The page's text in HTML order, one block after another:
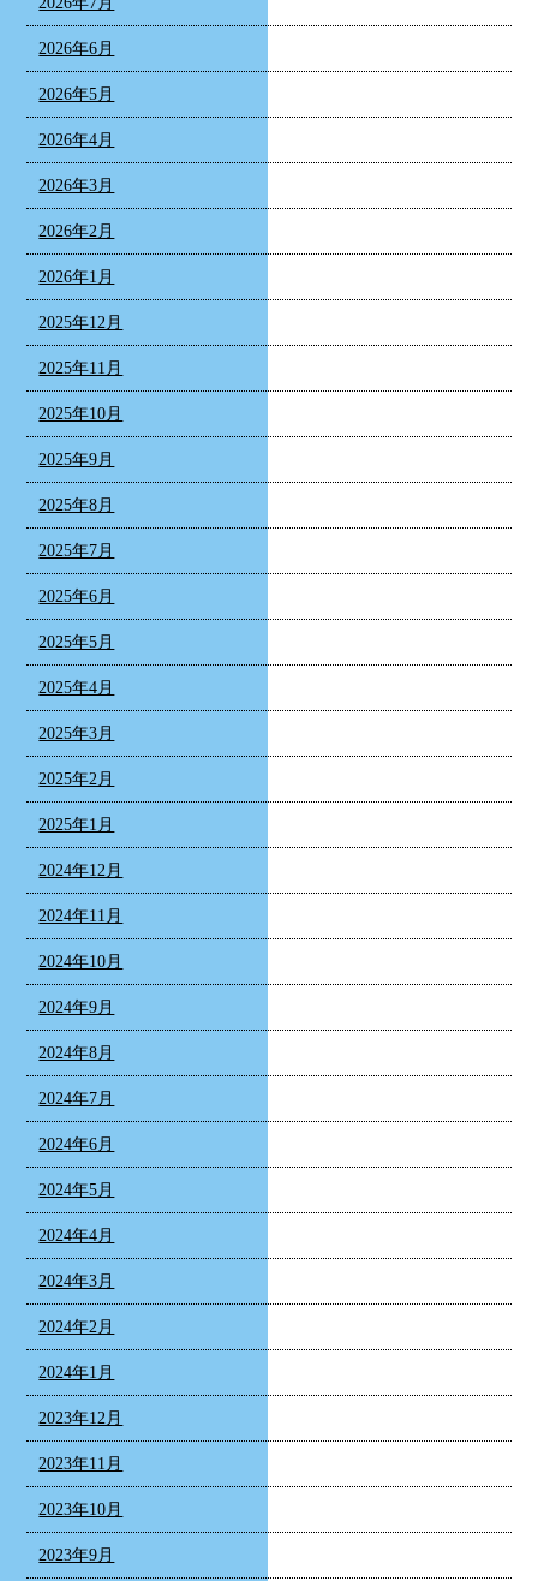
2026年6月
2026年5月
2026年4月
2026年3月
2026年2月
2026年1月
2025年12月
2025年11月
2025年10月
2025年9月
2025年8月
2025年7月
2025年6月
2025年5月
2025年4月
2025年3月
2025年2月
2025年1月
2024年12月
2024年11月
2024年10月
2024年9月
2024年8月
2024年7月
2024年6月
2024年5月
2024年4月
2024年3月
2024年2月
2024年1月
2023年12月
2023年11月
2023年10月
2023年9月